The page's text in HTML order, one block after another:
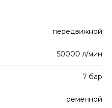
передвижной
50000 л/мин
7 бар
ременной